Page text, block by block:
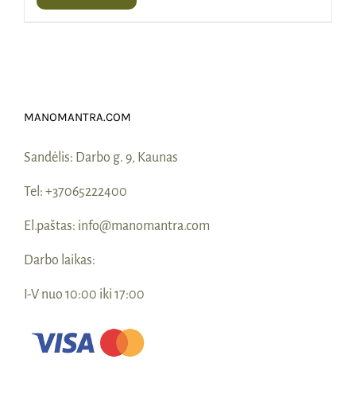
MANOMANTRA.COM
Sandėlis: Darbo g. 9, Kaunas
Tel: +37065222400
El.paštas: info@manomantra.com
Darbo laikas:
I-V nuo 10:00 iki 17:00